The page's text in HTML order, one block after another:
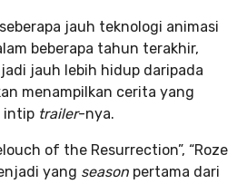
jauh teknologi animasi
beberapa tahun terakhir,
jauh lebih hidup daripada
menampilkan cerita yang
intip trailer-nya.
of the Resurrection”, “Roze
yang season pertama dari